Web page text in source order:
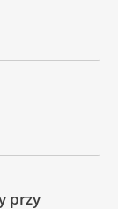
przy